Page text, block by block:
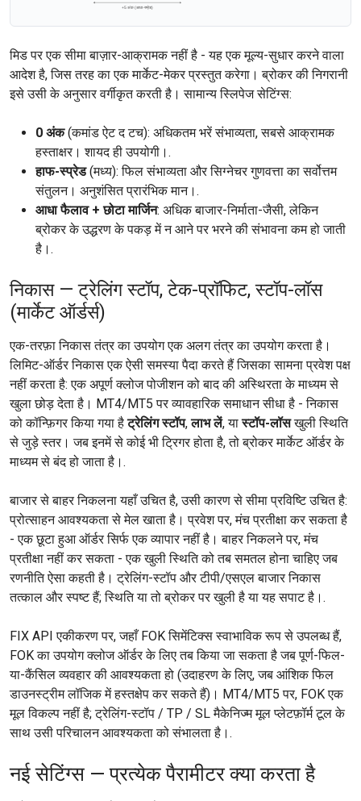
+5 अंक (आधा-स्प्रेड)
मिड पर एक सीमा बाज़ार-आक्रामक नहीं है - यह एक मूल्य-सुधार करने वाला
आदेश है, जिस तरह का एक मार्केट-मेकर प्रस्तुत करेगा। ब्रोकर की निगरानी
इसे उसी के अनुसार वर्गीकृत करती है। सामान्य स्लिपेज सेटिंग्स:
0 अंक(कमांड ऐट द टच): अधिकतम भरें संभाव्यता, सबसे आक्रामक
हस्ताक्षर। शायद ही उपयोगी।.
हाफ-स्प्रेड(मध्य): फिल संभाव्यता और सिग्नेचर गुणवत्ता का सर्वोत्तम
संतुलन। अनुशंसित प्रारंभिक मान।.
आधा फैलाव + छोटा मार्जिन: अधिक बाजार-निर्माता-जैसी, लेकिन
ब्रोकर के उद्धरण के पकड़ में न आने पर भरने की संभावना कम हो जाती
है।.
निकास — ट्रेलिंग स्टॉप, टेक-प्रॉफिट, स्टॉप-लॉस
(मार्केट ऑर्डर्स)
एक-तरफ़ा निकास तंत्र का उपयोग एक अलग तंत्र का उपयोग करता है।
लिमिट-ऑर्डर निकास एक ऐसी समस्या पैदा करते हैं जिसका सामना प्रवेश पक्ष
नहीं करता है: एक अपूर्ण क्लोज पोजीशन को बाद की अस्थिरता के माध्यम से
खुला छोड़ देता है। MT4/MT5 पर व्यावहारिक समाधान सीधा है - निकास
को कॉन्फ़िगर किया गया हैट्रेलिंग स्टॉप,लाभ लें, यास्टॉप-लॉसखुली स्थिति
से जुड़े स्तर। जब इनमें से कोई भी ट्रिगर होता है, तो ब्रोकर मार्केट ऑर्डर के
माध्यम से बंद हो जाता है।.
बाजार से बाहर निकलना यहाँ उचित है, उसी कारण से सीमा प्रविष्टि उचित है:
प्रोत्साहन आवश्यकता से मेल खाता है। प्रवेश पर, मंच प्रतीक्षा कर सकता है
- एक छूटा हुआ ऑर्डर सिर्फ एक व्यापार नहीं है। बाहर निकलने पर, मंच
प्रतीक्षा नहीं कर सकता - एक खुली स्थिति को तब समतल होना चाहिए जब
रणनीति ऐसा कहती है। ट्रेलिंग-स्टॉप और टीपी/एसएल बाजार निकास
तत्काल और स्पष्ट हैं; स्थिति या तो ब्रोकर पर खुली है या यह सपाट है।.
FIX API एकीकरण पर, जहाँ FOK सिमेंटिक्स स्वाभाविक रूप से उपलब्ध हैं,
FOK का उपयोग क्लोज ऑर्डर के लिए तब किया जा सकता है जब पूर्ण-फिल-
या-कैंसिल व्यवहार की आवश्यकता हो (उदाहरण के लिए, जब आंशिक फिल
डाउनस्ट्रीम लॉजिक में हस्तक्षेप कर सकते हैं)। MT4/MT5 पर, FOK एक
मूल विकल्प नहीं है; ट्रेलिंग-स्टॉप / TP / SL मैकेनिज्म मूल प्लेटफ़ॉर्म टूल के
साथ उसी परिचालन आवश्यकता को संभालता है।.
नई सेटिंग्स — प्रत्येक पैरामीटर क्या करता है